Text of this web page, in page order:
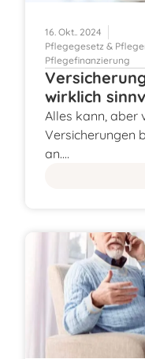
16. Okt.. 2024
Pflegegesetz &
Pflegefinanzierung
wirklich
Alles kann, aber
Versicherungen
an.…